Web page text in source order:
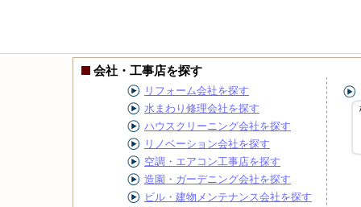
会社・工事店を探す
リフォーム会社を探す
水まわり修理会社を探す
ハウスクリーニング会社を探す
リノベーション会社を探す
空調・エアコン工事店を探す
造園・ガーデニング会社を探す
ビル・建物メンテナンス会社を探す